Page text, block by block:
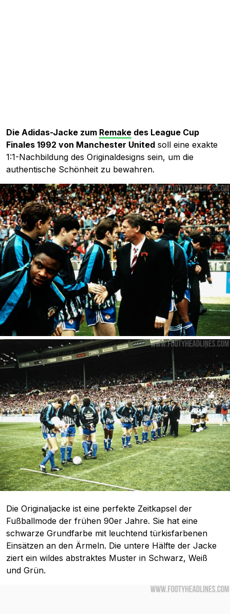
Die Adidas-Jacke zum Remake des League Cup
Finales 1992 von Manchester United soll eine exakte
1:1-Nachbildung des Originaldesigns sein, um die
authentische Schönheit zu bewahren.
Die Originaljacke ist eine perfekte Zeitkapsel der
Fußballmode der frühen 90er Jahre. Sie hat eine
schwarze Grundfarbe mit leuchtend türkisfarbenen
Einsätzen an den Ärmeln. Die untere Hälfte der Jacke
ziert ein wildes abstraktes Muster in Schwarz, Weiß
und Grün.